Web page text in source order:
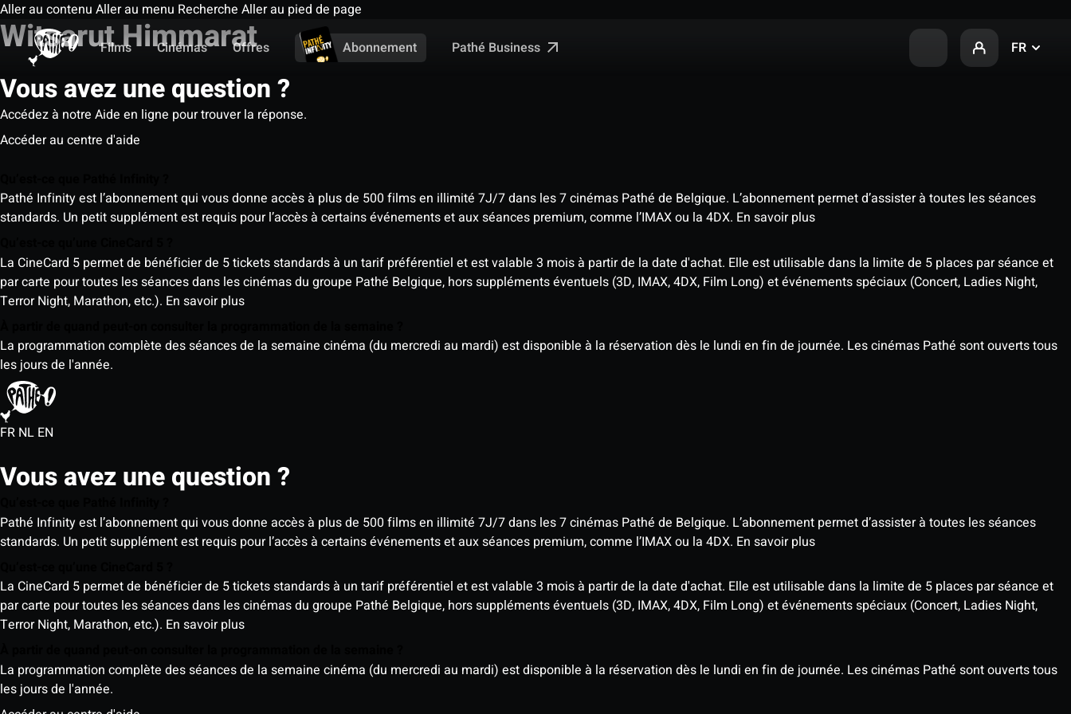
Aller au contenu Aller au menu Recherche Aller au pied de page
Films
Cinémas Offres Abonnement Pathé Business FR
Witsarut Himmarat
Vous avez une question ?
Accédez à notre Aide en ligne pour trouver la réponse.
Accéder au centre d'aide
Pathé Infinity est l’abonnement qui vous donne accès à plus de 500 films en illimité 7J/7 dans les 7 cinémas Pathé de Belgique. L’abonnement permet d’assister à toutes les séances
standards. Un petit supplément est requis pour l’accès à certains événements et aux séances premium, comme l’IMAX ou la 4DX. En savoir plus
La CineCard 5 permet de bénéficier de 5 tickets standards à un tarif préférentiel et est valable 3 mois à partir de la date d'achat. Elle est utilisable dans la limite de 5 places par séance et
par carte pour toutes les séances dans les cinémas du groupe Pathé Belgique, hors suppléments éventuels (3D, IMAX, 4DX, Film Long) et événements spéciaux (Concert, Ladies Night,
Terror Night, Marathon, etc.). En savoir plus
La programmation complète des séances de la semaine cinéma (du mercredi au mardi) est disponible à la réservation dès le lundi en fin de journée. Les cinémas Pathé sont ouverts tous
les jours de l'année.
FR NL EN
Vous avez une question ?
Pathé Infinity est l’abonnement qui vous donne accès à plus de 500 films en illimité 7J/7 dans les 7 cinémas Pathé de Belgique. L’abonnement permet d’assister à toutes les séances
standards. Un petit supplément est requis pour l’accès à certains événements et aux séances premium, comme l’IMAX ou la 4DX. En savoir plus
La CineCard 5 permet de bénéficier de 5 tickets standards à un tarif préférentiel et est valable 3 mois à partir de la date d'achat. Elle est utilisable dans la limite de 5 places par séance et
par carte pour toutes les séances dans les cinémas du groupe Pathé Belgique, hors suppléments éventuels (3D, IMAX, 4DX, Film Long) et événements spéciaux (Concert, Ladies Night,
Terror Night, Marathon, etc.). En savoir plus
La programmation complète des séances de la semaine cinéma (du mercredi au mardi) est disponible à la réservation dès le lundi en fin de journée. Les cinémas Pathé sont ouverts tous
les jours de l'année.